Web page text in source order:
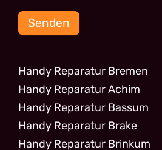
Senden
Handy Reparatur Bremen
Handy Reparatur Achim
Handy Reparatur Bassum
Handy Reparatur Brake
Handy Reparatur Brinkum